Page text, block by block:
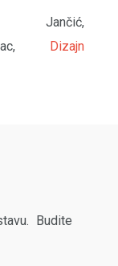
Dizajn
Budite